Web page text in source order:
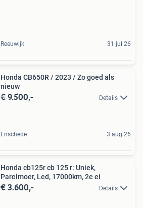
Reeuwijk 31 jul 26
Honda CB650R / 2023 / Zo goed als
nieuw
€ 9.500,- Details
Enschede 3 aug 26
Honda cb125r cb 125 r: Uniek,
Parelmoer, Led, 17000km, 2e ei
€ 3.600,- Details